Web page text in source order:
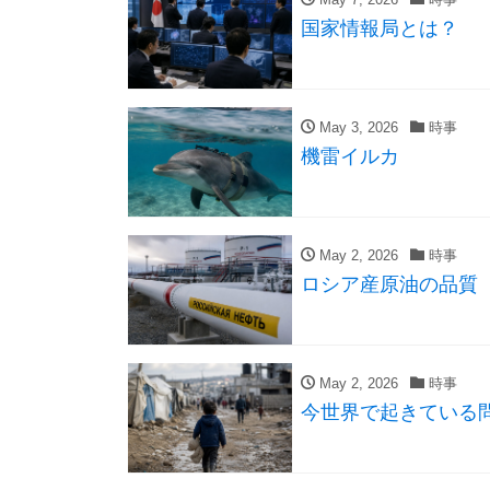
国家情報局とは？
May 3, 2026 時事
機雷イルカ
May 2, 2026 時事
ロシア産原油の品質
May 2, 2026 時事
今世界で起きている